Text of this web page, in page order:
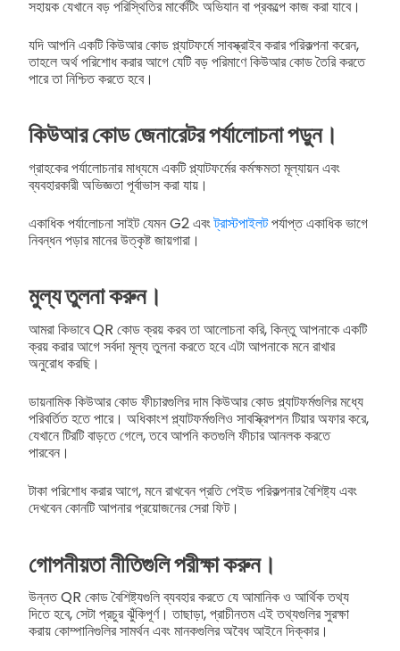
সহায়ক যেখানে বড় পরিস্থিতির মার্কেটিং অভিযান বা প্রকল্পে কাজ করা যাবে।
যদি আপনি একটি কিউআর কোড প্ল্যাটফর্মে সাবস্ক্রাইব করার পরিকল্পনা করেন,
তাহলে অর্থ পরিশোধ করার আগে যেটি বড় পরিমাণে কিউআর কোড তৈরি করতে
পারে তা নিশ্চিত করতে হবে।
কিউআর কোড জেনারেটর পর্যালোচনা পড়ুন।
গ্রাহকের পর্যালোচনার মাধ্যমে একটি প্ল্যাটফর্মের কর্মক্ষমতা মূল্যায়ন এবং
ব্যবহারকারী অভিজ্ঞতা পূর্বাভাস করা যায়।
একাধিক পর্যালোচনা সাইট যেমন G2 এবংট্রাস্টপাইলটপর্যাপ্ত একাধিক ভাগে
নিবন্ধন পড়ার মানের উত্কৃষ্ট জায়গারা।
মুল্য তুলনা করুন।
আমরা কিভাবে QR কোড ক্রয় করব তা আলোচনা করি, কিন্তু আপনাকে একটি
ক্রয় করার আগে সর্বদা মূল্য তুলনা করতে হবে এটা আপনাকে মনে রাখার
অনুরোধ করছি।
ডায়নামিক কিউআর কোড ফীচারগুলির দাম কিউআর কোড প্ল্যাটফর্মগুলির মধ্যে
পরিবর্তিত হতে পারে। অধিকাংশ প্ল্যাটফর্মগুলিও সাবস্ক্রিপশন টিয়ার অফার করে,
যেখানে টিরটি বাড়তে গেলে, তবে আপনি কতগুলি ফীচার আনলক করতে
পারবেন।
টাকা পরিশোধ করার আগে, মনে রাখবেন প্রতি পেইড পরিকল্পনার বৈশিষ্ট্য এবং
দেখবেন কোনটি আপনার প্রয়োজনের সেরা ফিট।
গোপনীয়তা নীতিগুলি পরীক্ষা করুন।
উন্নত QR কোড বৈশিষ্ট্যগুলি ব্যবহার করতে যে আমানিক ও আর্থিক তথ্য
দিতে হবে, সেটা প্রচুর ঝুঁকিপূর্ণ। তাছাড়া, প্রাচীনতম এই তথ্যগুলির সুরক্ষা
করায় কোম্পানিগুলির সামর্থন এবং মানকগুলির অবৈধ আইনে দিক্‌কার।